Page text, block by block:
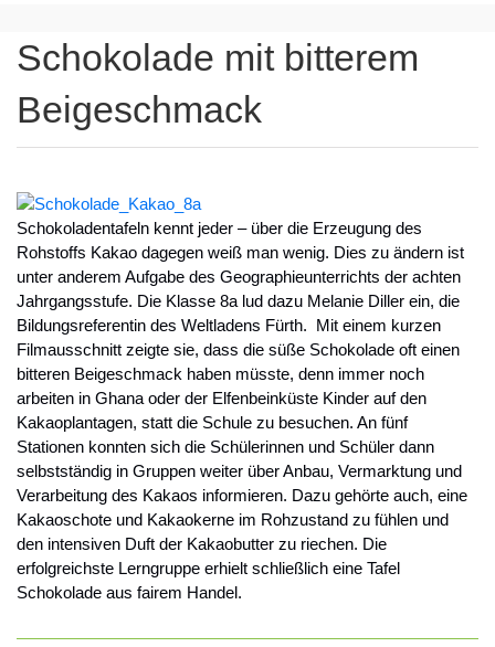
Schokolade mit bitterem
Beigeschmack
Schokoladentafeln kennt jeder – über die Erzeugung des
Rohstoffs Kakao dagegen weiß man wenig. Dies zu ändern ist
unter anderem Aufgabe des Geographieunterrichts der achten
Jahrgangsstufe. Die Klasse 8a lud dazu Melanie Diller ein, die
Bildungsreferentin des Weltladens Fürth. Mit einem kurzen
Filmausschnitt zeigte sie, dass die süße Schokolade oft einen
bitteren Beigeschmack haben müsste, denn immer noch
arbeiten in Ghana oder der Elfenbeinküste Kinder auf den
Kakaoplantagen, statt die Schule zu besuchen. An fünf
Stationen konnten sich die Schülerinnen und Schüler dann
selbstständig in Gruppen weiter über Anbau, Vermarktung und
Verarbeitung des Kakaos informieren. Dazu gehörte auch, eine
Kakaoschote und Kakaokerne im Rohzustand zu fühlen und
den intensiven Duft der Kakaobutter zu riechen. Die
erfolgreichste Lerngruppe erhielt schließlich eine Tafel
Schokolade aus fairem Handel.